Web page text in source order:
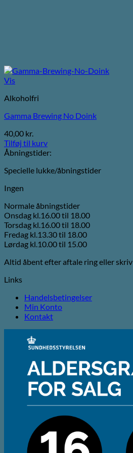
Vis
Alkoholfri
Gamma Brewing No Doink
40,00 kr.
Tilføj til kurv
Åbningstider:
Specielle lukke/åbningstider
Ingen
Normale åbningstider
Onsdag kl.16.00 til 18.00
Torsdag kl.16.00 til 18.00
Fredag kl.13.30 til 18.00
Lørdag kl.10.00 til 15.00
Altid åbent efter aftale ring eller skriv
Links
Handelsbetingelser
Min Konto
Kontakt